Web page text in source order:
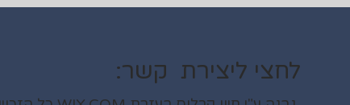
חיזוק המערכת החיסונית בחורף בהנקה ואיך להפוך את
לחצי ליצירת קשר: